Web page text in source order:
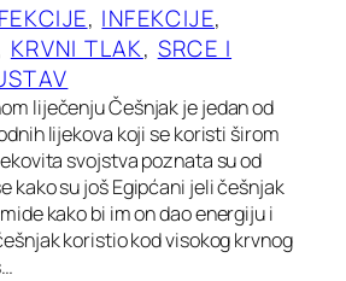
, INFEKCIJE
KRVNI TLAK, SRCE I
liječenju Češnjak je jedan od
lijekova koji se koristi širom
svojstva poznata su od
kako su još Egipćani jeli češnjak
kako bi im on dao energiju i
koristio kod visokog krvnog